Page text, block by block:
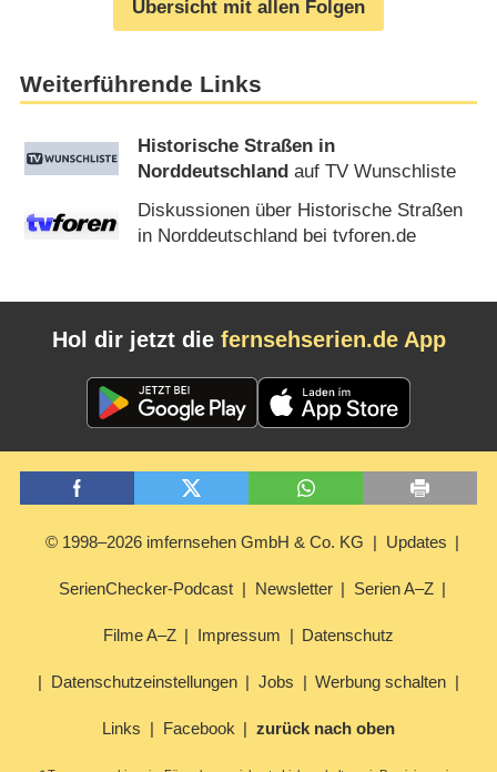
Übersicht mit allen Folgen
Weiterführende Links
Historische Straßen in
Norddeutschland auf TV Wunschliste
Diskussionen über Historische Straßen
in Norddeutschland bei tvforen.de
Hol dir jetzt die fernsehserien.de App
© 1998–2026 imfernsehen GmbH & Co. KG Updates
SerienChecker-Podcast Newsletter Serien A–Z
Filme A–Z Impressum Datenschutz
Datenschutzeinstellungen Jobs Werbung schalten
Links Facebook zurück nach oben